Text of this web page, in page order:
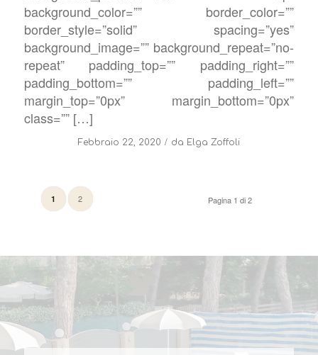
background_color=”” border_color=””
border_style=”solid” spacing=”yes”
background_image=”” background_repeat=”no-
repeat” padding_top=”” padding_right=””
padding_bottom=”” padding_left=””
margin_top=”0px” margin_bottom=”0px”
class=”” […]
Febbraio 22, 2020 / da Elga Zoffoli
Pagina 1 di 2
1 2